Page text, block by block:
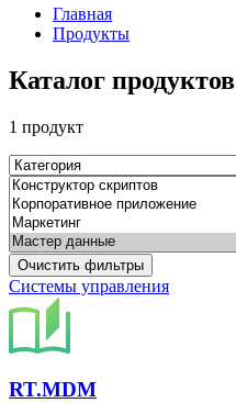
Главная
Продукты
Каталог продуктов
1 продукт
Очистить фильтры
Системы управления
RT.MDM